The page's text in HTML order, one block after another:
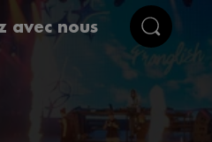
avec nous